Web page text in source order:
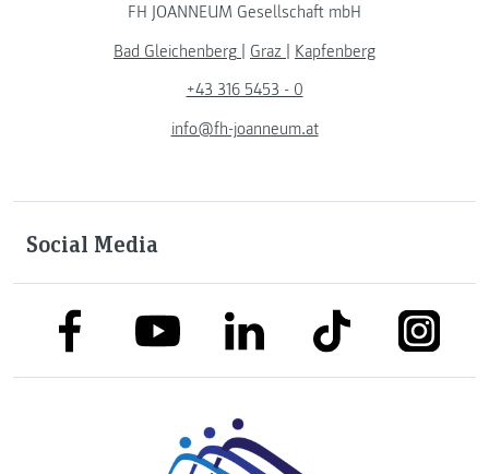
FH JOANNEUM Gesellschaft mbH
Bad Gleichenberg | Graz | Kapfenberg
+43 316 5453 - 0
info@fh-joanneum.at
Social Media
link to facebooklink to youtubelink to linkedinlink to tiktok link to